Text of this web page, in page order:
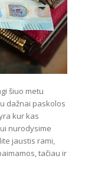
šiuo metu
dažnai paskolos
kur kas
nurodysime
jaustis rami,
tačiau ir